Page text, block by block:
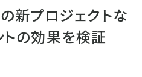
新プロジェクトな
の効果を検証